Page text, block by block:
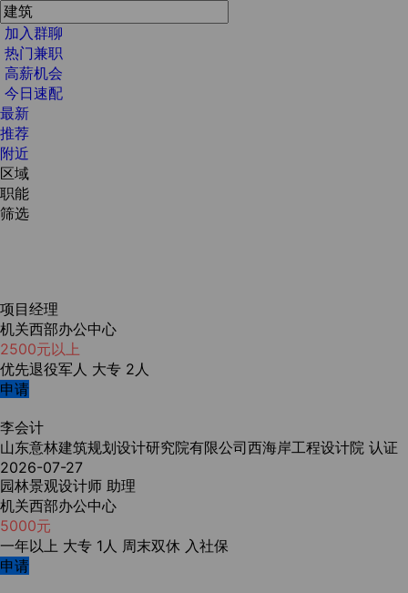
加入群聊
热门兼职
高薪机会
今日速配
最新
推荐
附近
区域
职能
筛选
项目经理
机关西部办公中心
2500元以上
优先退役军人 大专 2人
申请
李会计
山东意林建筑规划设计研究院有限公司西海岸工程设计院 认证
2026-07-27
园林景观设计师 助理
机关西部办公中心
5000元
一年以上 大专 1人 周末双休 入社保
申请